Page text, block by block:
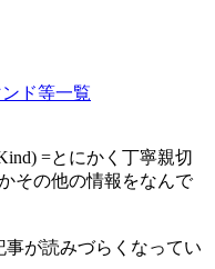
ド等一覧
=とにかく丁寧親切
その他の情報をなんで
が読みづらくなってい